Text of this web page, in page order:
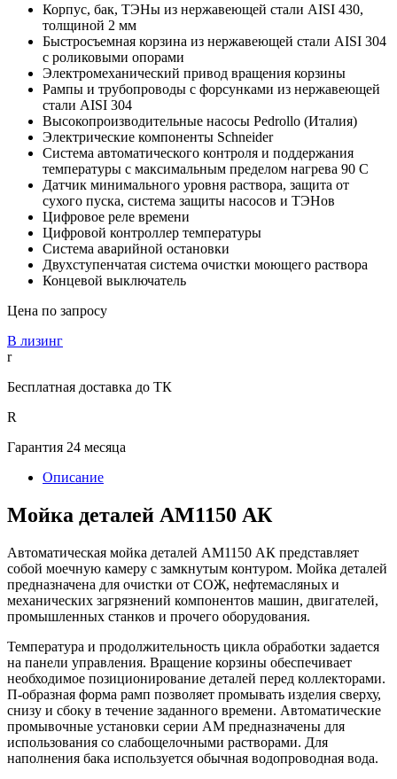
Корпус, бак, ТЭНы из нержавеющей стали AISI 430,
толщиной 2 мм
Быстросъемная корзина из нержавеющей стали AISI 304
с роликовыми опорами
Электромеханический привод вращения корзины
Рампы и трубопроводы с форсунками из нержавеющей
стали AISI 304
Высокопроизводительные насосы Pedrollo (Италия)
Электрические компоненты Schneider
Система автоматического контроля и поддержания
температуры с максимальным пределом нагрева 90 С
Датчик минимального уровня раствора, защита от
сухого пуска, система защиты насосов и ТЭНов
Цифровое реле времени
Цифровой контроллер температуры
Система аварийной остановки
Двухступенчатая система очистки моющего раствора
Концевой выключатель
Цена по запросу
В лизинг
r
Бесплатная доставка до ТК
R
Гарантия 24 месяца
Описание
Мойка деталей АМ1150 АК
Автоматическая мойка деталей АМ1150 АК представляет
собой моечную камеру с замкнутым контуром. Мойка деталей
предназначена для очистки от СОЖ, нефтемасляных и
механических загрязнений компонентов машин, двигателей,
промышленных станков и прочего оборудования.
Температура и продолжительность цикла обработки задается
на панели управления. Вращение корзины обеспечивает
необходимое позиционирование деталей перед коллекторами.
П-образная форма рамп позволяет промывать изделия сверху,
снизу и сбоку в течение заданного времени. Автоматические
промывочные установки серии АМ предназначены для
использования со слабощелочными растворами. Для
наполнения бака используется обычная водопроводная вода.